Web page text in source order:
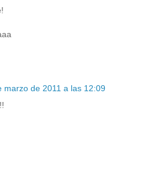
marzo de 2011 a las 12:09